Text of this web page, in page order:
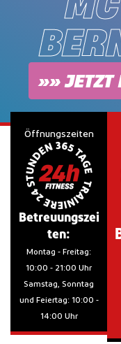
»» JETZT
Öffnungszeiten
Betreuungszei
ten:
Montag - Freitag:
10:00 - 21:00 Uhr
Samstag, Sonntag
und Feiertag: 10:00 -
14:00 Uhr